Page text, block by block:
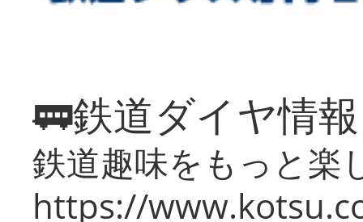
🚃鉄道ダイヤ情
鉄道趣味をもっと楽
https://